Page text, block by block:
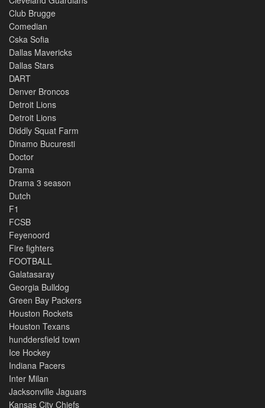
Club Brugge
Comedian
Cska Sofia
Dallas Mavericks
Dallas Stars
DART
Denver Broncos
Detroit Lions
Detroit Lions
Diddly Squat Farm
Dinamo Bucuresti
Doctor
Drama
Drama 3 season
Dutch
F1
FCSB
Feyenoord
Fire fighters
FOOTBALL
Galatasaray
Georgia Bulldog
Green Bay Packers
Houston Rockets
Houston Texans
hunddersfield town
Ice Hockey
Indiana Pacers
Inter Milan
Jacksonville Jaguars
Kansas City Chiefs